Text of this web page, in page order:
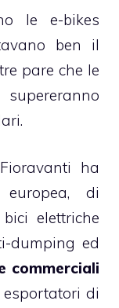
le e-bikes
ben il
pare che le
ha
di
elettriche
dumping ed
commerciali
di